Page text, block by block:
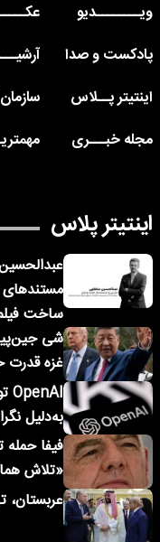
ویــــــــدیو
پادکست و صدا
اینتیتر پــلاس
مجله خبـــری
اینتیتر پلاس
ساخت
شی
غزه قدرت
به‌دلیل
فیفا حمله
«تلاش
عربستان،